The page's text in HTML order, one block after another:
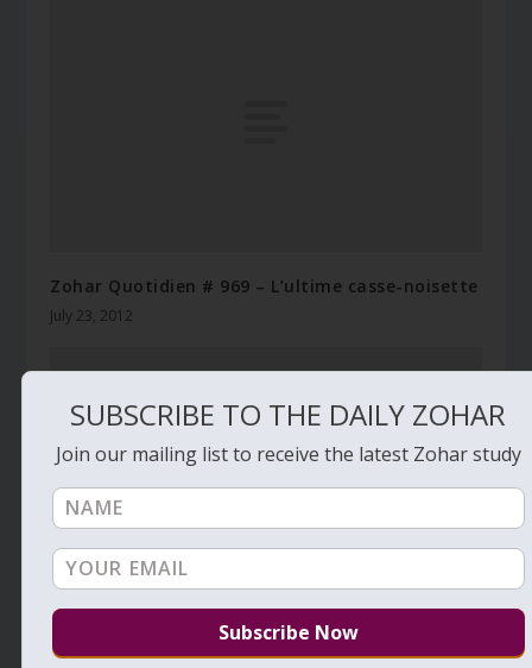
Zohar Quotidien # 969 – L’ultime casse-noisette
July 23, 2012
Zohar Quotidien # 940 – Certains fous, certains
humbles
SUBSCRIBE TO THE DAILY ZOHAR
Join our mailing list to receive the latest Zohar study